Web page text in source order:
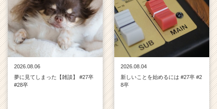
2026.08.06
夢に見てしまった【雑談】 #27卒
#28卒
2026.08.04
新しいことを始めるには #27卒 #2
8卒